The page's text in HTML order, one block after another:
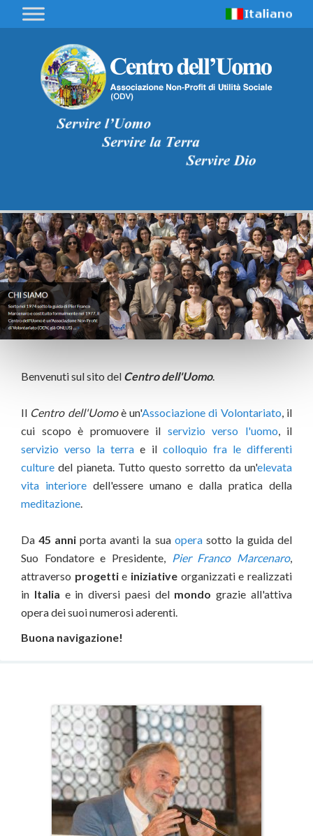
Benvenuti sul sito del Centro dell'Uomo.
Il Centro dell'Uomoè un'Associazione di Volontariato , il
cui scopo è promuovere il servizio verso l'uomo , il
servizio verso la terra e il colloquio fra le differenti
culture del pianeta. Tutto questo sorretto da un'elevata
vita interioredell'essere umano e dalla pratica della
meditazione
Da45 anni porta avanti la sua operasotto la guida del
Suo Fondatore e Presidente,
Pier Franco Marcenaro,
attraverso progettie iniziative organizzati e realizzati
in Italia e in diversi paesi del mondograzie all'attiva
opera dei suoi numerosi aderenti.
Buona navigazione!